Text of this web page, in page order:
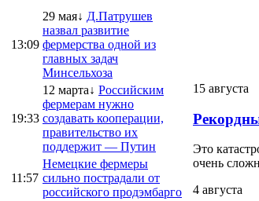
13:09
29 мая↓ Д.Патрушев
назвал развитие
фермерства одной из
главных задач
Минсельхоза
19:33
12 марта↓ Российским
фермерам нужно
создавать кооперации,
правительство их
поддержит — Путин
11:57
Немецкие фермеры
сильно пострадали от
российского продэмбарго
15 августа
Это
очень
4 августа